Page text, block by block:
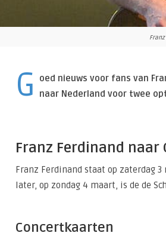
G
oed nieuws voor fans van
naar Nederland voor twee
Franz Ferdinand naar
Franz Ferdinand staat op zaterdag
later, op zondag 4 maart, is de de
Concertkaarten